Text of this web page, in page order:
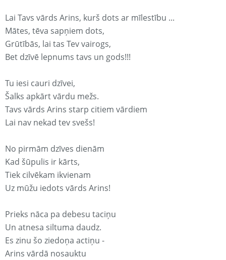
Lai Tavs vārds Arins, kurš dots ar mīlestību ...
Mātes, tēva sapņiem dots,
Grūtībās, lai tas Tev vairogs,
Bet dzīvē lepnums tavs un gods!!!
Tu iesi cauri dzīvei,
Šalks apkārt vārdu mežs.
Tavs vārds Arins starp citiem vārdiem
Lai nav nekad tev svešs!
No pirmām dzīves dienām
Kad šūpulis ir kārts,
Tiek cilvēkam ikvienam
Uz mūžu iedots vārds Arins!
Prieks nāca pa debesu taciņu
Un atnesa siltuma daudz.
Es zinu šo ziedoņa actiņu -
Arins vārdā nosauktu